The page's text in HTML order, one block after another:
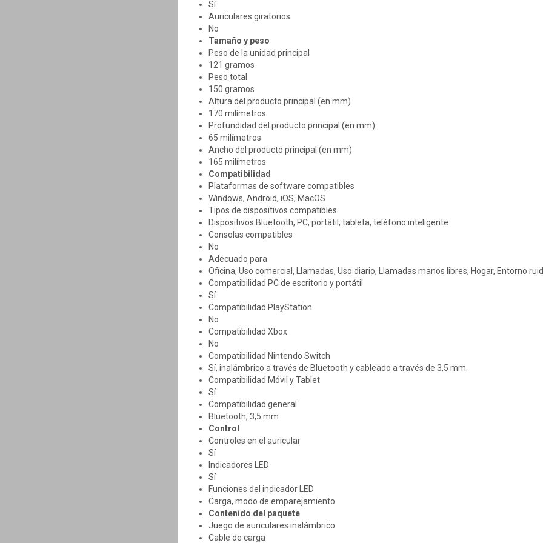
Sí
Auriculares giratorios
No
Tamaño y peso
Peso de la unidad principal
121 gramos
Peso total
150 gramos
Altura del producto principal (en mm)
170 milímetros
Profundidad del producto principal (en mm)
65 milímetros
Ancho del producto principal (en mm)
165 milímetros
Compatibilidad
Plataformas de software compatibles
Windows, Android, iOS, MacOS
Tipos de dispositivos compatibles
Dispositivos Bluetooth, PC, portátil, tableta, teléfono inteligente
Consolas compatibles
No
Adecuado para
Oficina, Uso comercial, Llamadas, Uso diario, Llamadas manos libres, Hogar, Entorno
Compatibilidad PC de escritorio y portátil
Sí
Compatibilidad PlayStation
No
Compatibilidad Xbox
No
Compatibilidad Nintendo Switch
Sí, inalámbrico a través de Bluetooth y cableado a través de 3,5 mm.
Compatibilidad Móvil y Tablet
Sí
Compatibilidad general
Bluetooth, 3,5 mm
Control
Controles en el auricular
Sí
Indicadores LED
Sí
Funciones del indicador LED
Carga, modo de emparejamiento
Contenido del paquete
Juego de auriculares inalámbrico
Cable de carga